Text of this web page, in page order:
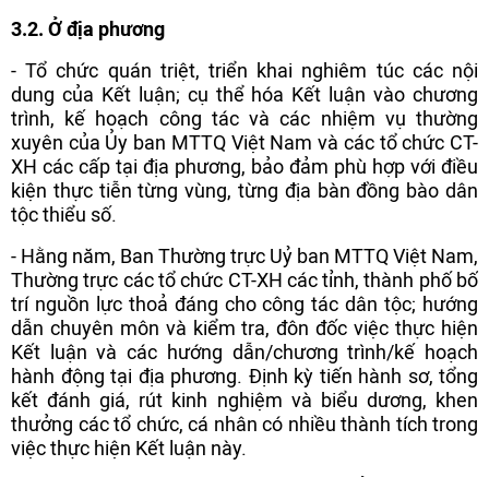
3.2. Ở địa phương
- Tổ chức quán triệt, triển khai nghiêm túc các nội
dung của Kết luận; cụ thể hóa Kết luận vào chương
trình, kế hoạch công tác và các nhiệm vụ thường
xuyên của Ủy ban MTTQ Việt Nam và các tổ chức CT-
XH các cấp tại địa phương, bảo đảm phù hợp với điều
kiện thực tiễn từng vùng, từng địa bàn đồng bào dân
tộc thiểu số.
- Hằng năm, Ban Thường trực Uỷ ban MTTQ Việt Nam,
Thường trực các tổ chức CT-XH các tỉnh, thành phố bố
trí nguồn lực thoả đáng cho công tác dân tộc; hướng
dẫn chuyên môn và kiểm tra, đôn đốc việc thực hiện
Kết luận và các hướng dẫn/chương trình/kế hoạch
hành động tại địa phương. Định kỳ tiến hành sơ, tổng
kết đánh giá, rút kinh nghiệm và biểu dương, khen
thưởng các tổ chức, cá nhân có nhiều thành tích trong
việc thực hiện Kết luận này.